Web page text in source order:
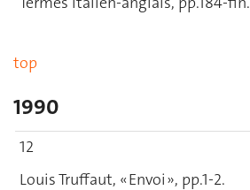
top
1990
12
Louis Truffaut, « Envoi », pp.1-2.